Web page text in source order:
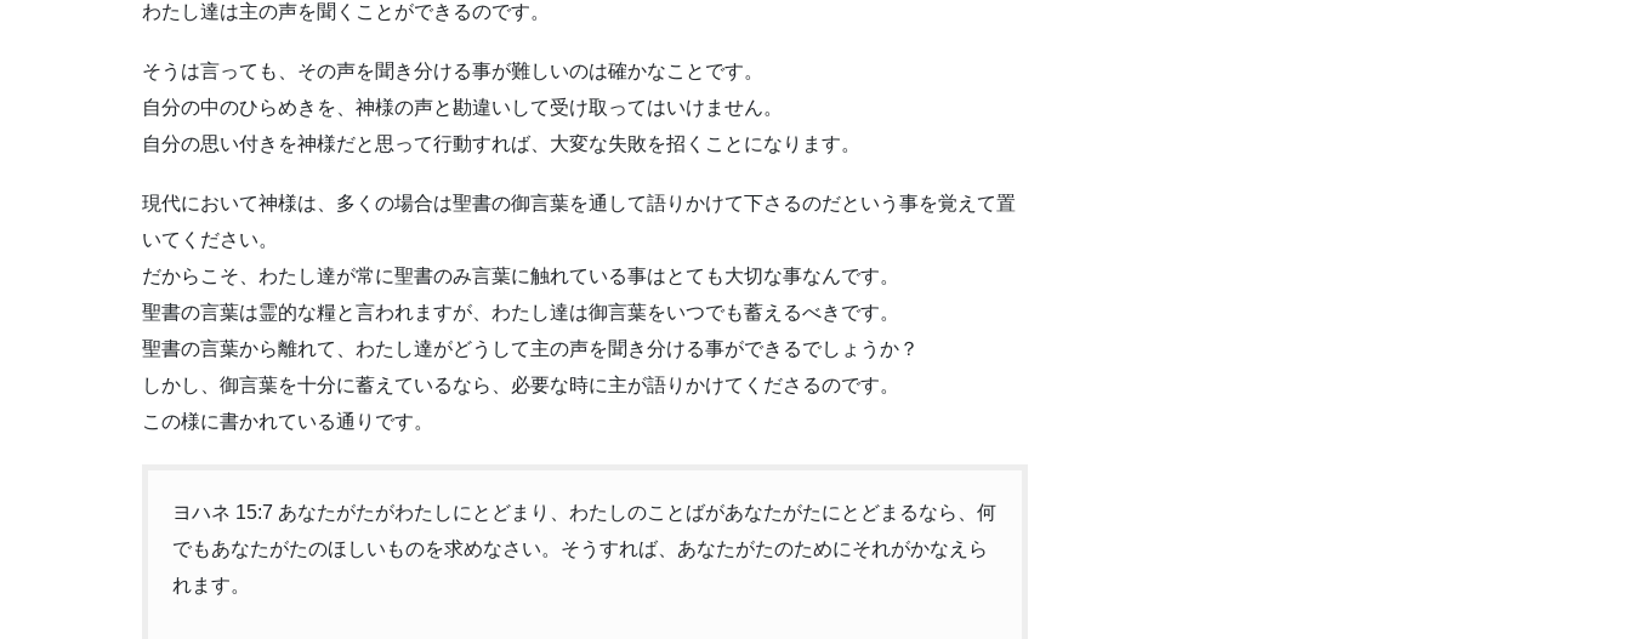
わたし達は主の声を聞くことができるのです。
そうは言っても、その声を聞き分ける事が難しいのは確かなことです。
自分の中のひらめきを、神様の声と勘違いして受け取ってはいけません。
自分の思い付きを神様だと思って行動すれば、大変な失敗を招くことになります。
現代において神様は、多くの場合は聖書の御言葉を通して語りかけて下さるのだという事を覚えて置
いてください。
だからこそ、わたし達が常に聖書のみ言葉に触れている事はとても大切な事なんです。
聖書の言葉は霊的な糧と言われますが、わたし達は御言葉をいつでも蓄えるべきです。
聖書の言葉から離れて、わたし達がどうして主の声を聞き分ける事ができるでしょうか？
しかし、御言葉を十分に蓄えているなら、必要な時に主が語りかけてくださるのです。
この様に書かれている通りです。
ヨハネ 15:7 あなたがたがわたしにとどまり、わたしのことばがあなたがたにとどまるなら、何
でもあなたがたのほしいものを求めなさい。そうすれば、あなたがたのためにそれがかなえら
れます。